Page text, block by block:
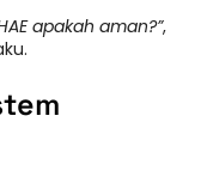
apakah aman?”,